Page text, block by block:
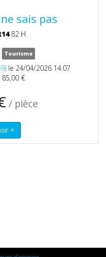
ne sais pas
82 H
Tourisme
le 24/04/2026 14:07
€
/ pièce